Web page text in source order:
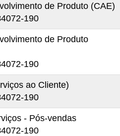
de Produto (CAE)
190
de Produto
190
ao Cliente)
190
- Pós-vendas
190